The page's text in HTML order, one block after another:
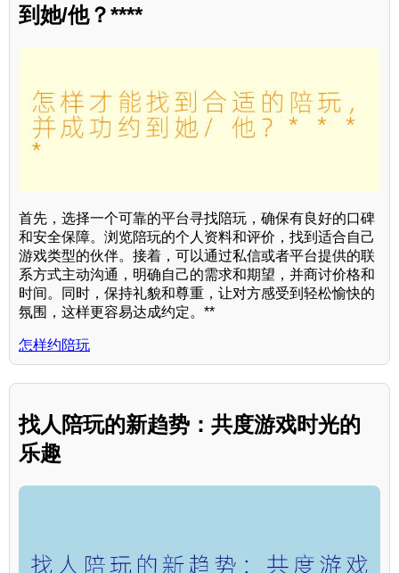
到她/他？****
首先，选择一个可靠的平台寻找陪玩，确保有良好的口碑
和安全保障。浏览陪玩的个人资料和评价，找到适合自己
游戏类型的伙伴。接着，可以通过私信或者平台提供的联
系方式主动沟通，明确自己的需求和期望，并商讨价格和
时间。同时，保持礼貌和尊重，让对方感受到轻松愉快的
氛围，这样更容易达成约定。**
怎样约陪玩
找人陪玩的新趋势：共度游戏时光的
乐趣